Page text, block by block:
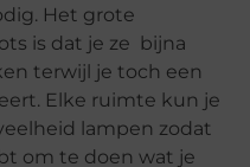
Het grote
is dat je ze bijna
terwijl je toch een
Elke ruimte kun je
lampen zodat
om te doen wat je